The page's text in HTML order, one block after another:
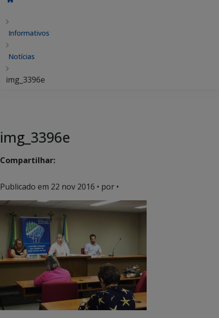
Informativos
Notícias
img_3396e
img_3396e
Compartilhar:
Publicado em 22 nov 2016 • por •